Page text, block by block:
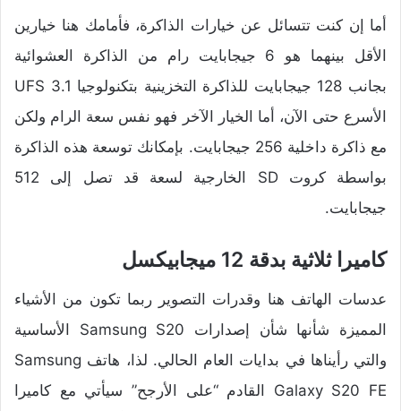
أما إن كنت تتسائل عن خيارات الذاكرة، فأمامك هنا خيارين
الأقل بينهما هو 6 جيجابايت رام من الذاكرة العشوائية
بجانب 128 جيجابايت للذاكرة التخزينية بتكنولوجيا UFS 3.1
الأسرع حتى الآن، أما الخيار الآخر فهو نفس سعة الرام ولكن
مع ذاكرة داخلية 256 جيجابايت. بإمكانك توسعة هذه الذاكرة
بواسطة كروت SD الخارجية لسعة قد تصل إلى 512
جيجابايت.
كاميرا ثلاثية بدقة 12 ميجابيكسل
عدسات الهاتف هنا وقدرات التصوير ربما تكون من الأشياء
المميزة شأنها شأن إصدارات Samsung S20 الأساسية
والتي رأيناها في بدايات العام الحالي. لذا، هاتف Samsung
Galaxy S20 FE القادم “على الأرجح” سيأتي مع كاميرا